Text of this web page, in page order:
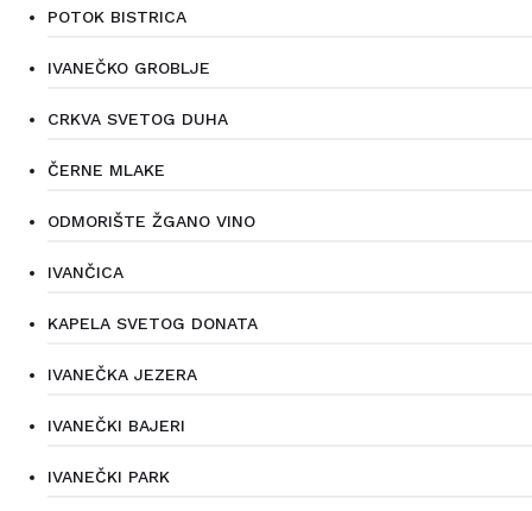
POTOK BISTRICA
IVANEČKO GROBLJE
CRKVA SVETOG DUHA
ČERNE MLAKE
ODMORIŠTE ŽGANO VINO
IVANČICA
KAPELA SVETOG DONATA
IVANEČKA JEZERA
IVANEČKI BAJERI
IVANEČKI PARK